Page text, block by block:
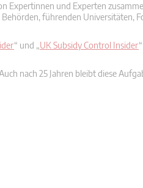
Expertinnen und Experten
führenden Universitäten,
“ und „UK Subsidy Control Insider
nach 25 Jahren bleibt diese